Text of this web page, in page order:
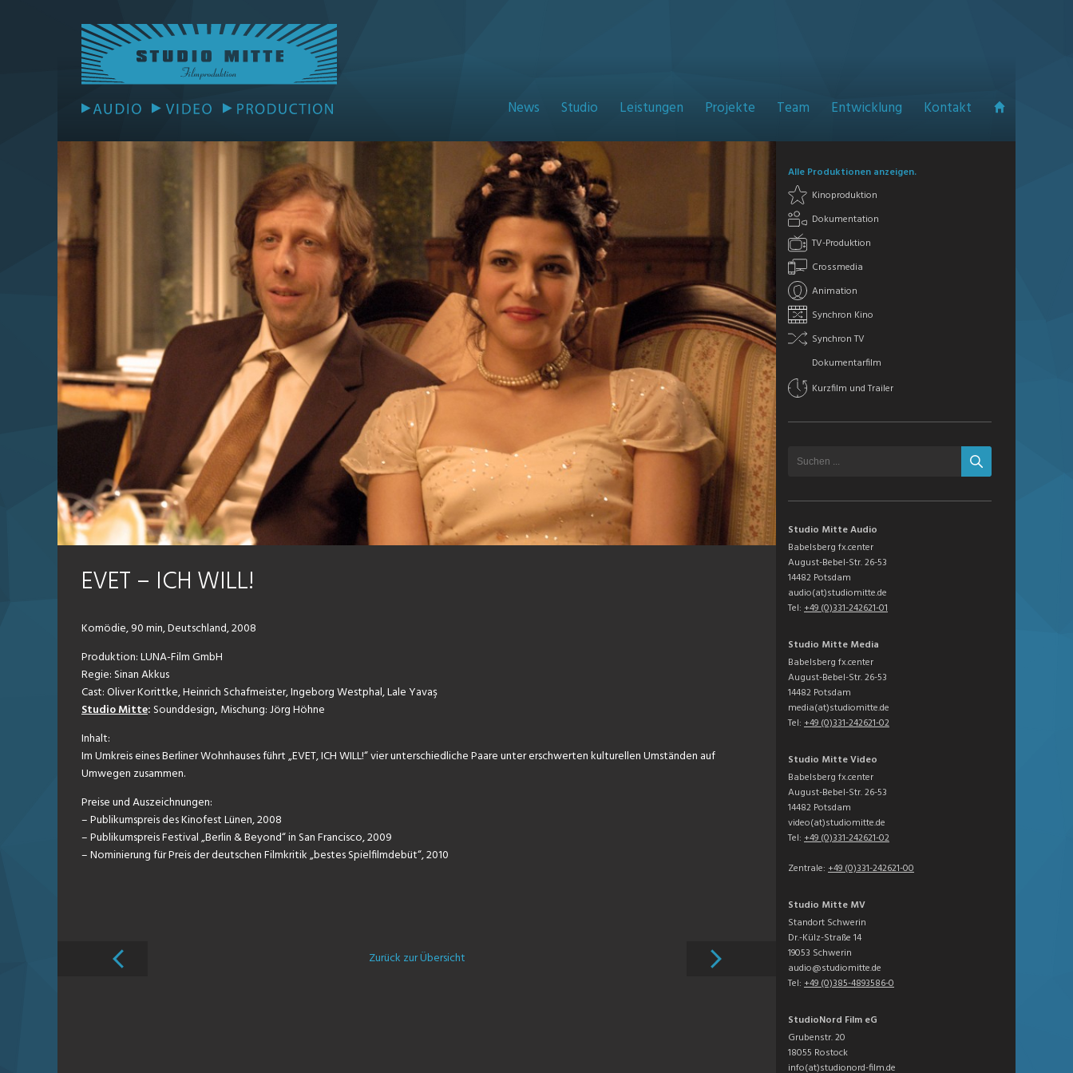
News Studio Leistungen Projekte Team Entwicklung Kontakt
EVET – ICH WILL!
Komödie, 90 min, Deutschland, 2008
Produktion: LUNA-Film GmbH
Regie: Sinan Akkus
Cast: Oliver Korittke, Heinrich Schafmeister, Ingeborg Westphal, Lale Yavaş
Studio Mitte: Sounddesign, Mischung: Jörg Höhne
Inhalt:
Im Umkreis eines Berliner Wohnhauses führt „EVET, ICH WILL!“ vier unterschiedliche Paare unter erschwerten kulturellen Umständen auf
Umwegen zusammen.
Preise und Auszeichnungen:
– Publikumspreis des Kinofest Lünen, 2008
– Publikumspreis Festival „Berlin & Beyond“ in San Francisco, 2009
– Nominierung für Preis der deutschen Filmkritik „bestes Spielfilmdebüt“, 2010
Zurück zur Übersicht
Alle Produktionen anzeigen.
Kinoproduktion
Dokumentation
TV-Produktion
Crossmedia
Animation
Synchron Kino
Synchron TV
Dokumentarfilm
Kurzfilm und Trailer
Studio Mitte Audio
Babelsberg fx.center
August-Bebel-Str. 26-53
14482 Potsdam
audio(at)studiomitte.de
Tel: +49 (0)331-242621-01
Studio Mitte Media
Babelsberg fx.center
August-Bebel-Str. 26-53
14482 Potsdam
media(at)studiomitte.de
Tel: +49 (0)331-242621-02
Studio Mitte Video
Babelsberg fx.center
August-Bebel-Str. 26-53
14482 Potsdam
video(at)studiomitte.de
Tel: +49 (0)331-242621-02
Zentrale: +49 (0)331-242621-00
Studio Mitte MV
Standort Schwerin
Dr.-Külz-Straße 14
19053 Schwerin
audio@studiomitte.de
Tel: +49 (0)385-4893586-0
StudioNord Film eG
Grubenstr. 20
18055 Rostock
info(at)studionord-film.de